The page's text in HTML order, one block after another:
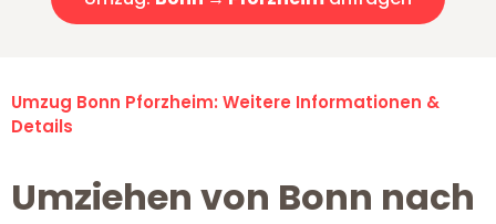
Umzug Bonn Pforzheim: Weitere Informationen &
Details
Umziehen von Bonn nach